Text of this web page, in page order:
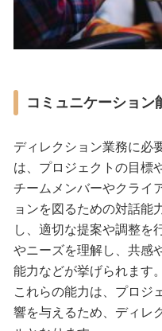
コミュニケーション
ディレクション業務に必
は、プロジェクトの目標
チームメンバーやクライ
ョンを図るための対話能
し、適切な提案や調整を
やニーズを理解し、共感
能力などが挙げられます。
これらの能力は、プロジ
響を与えるため、ディレ